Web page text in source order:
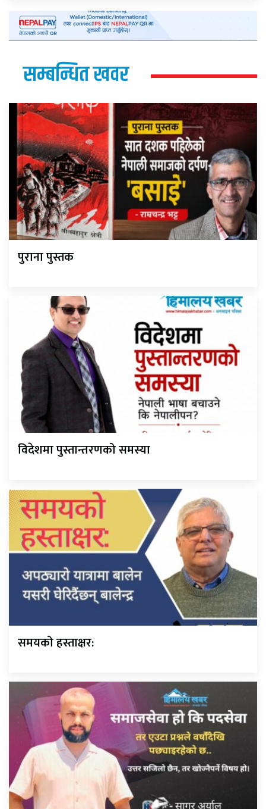
सम्बन्धित खवर
पुराना पुस्तक
विदेशमा पुस्तान्तरणको समस्या
समयको हस्ताक्षर: